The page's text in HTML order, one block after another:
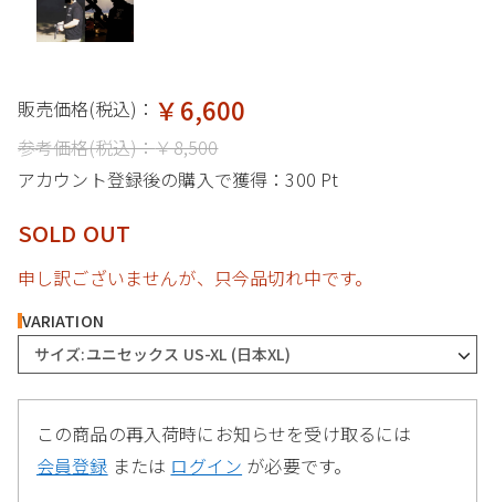
販売価格(税込)： ￥6,600
参考価格(税込)：￥8,500
アカウント登録後の購入で獲得：300 Pt
SOLD OUT
申し訳ございませんが、只今品切れ中です。
VARIATION
サイズ:ユニセックス US-XL (日本XL)
この商品の再入荷時にお知らせを受け取るには
会員登録 または ログイン が必要です。